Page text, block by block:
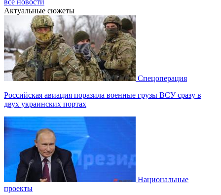
Актуальные сюжеты
Спецоперация
Российская авиация поразила военные грузы ВСУ сразу в
двух украинских портах
Национальные
проекты